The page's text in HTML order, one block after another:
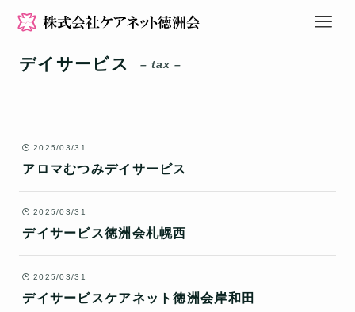
デイサービス – tax –
2025/03/31
アロマむつみデイサービス
2025/03/31
デイサービス徳洲会札幌西
2025/03/31
デイサービスケアネット徳洲会岸和田